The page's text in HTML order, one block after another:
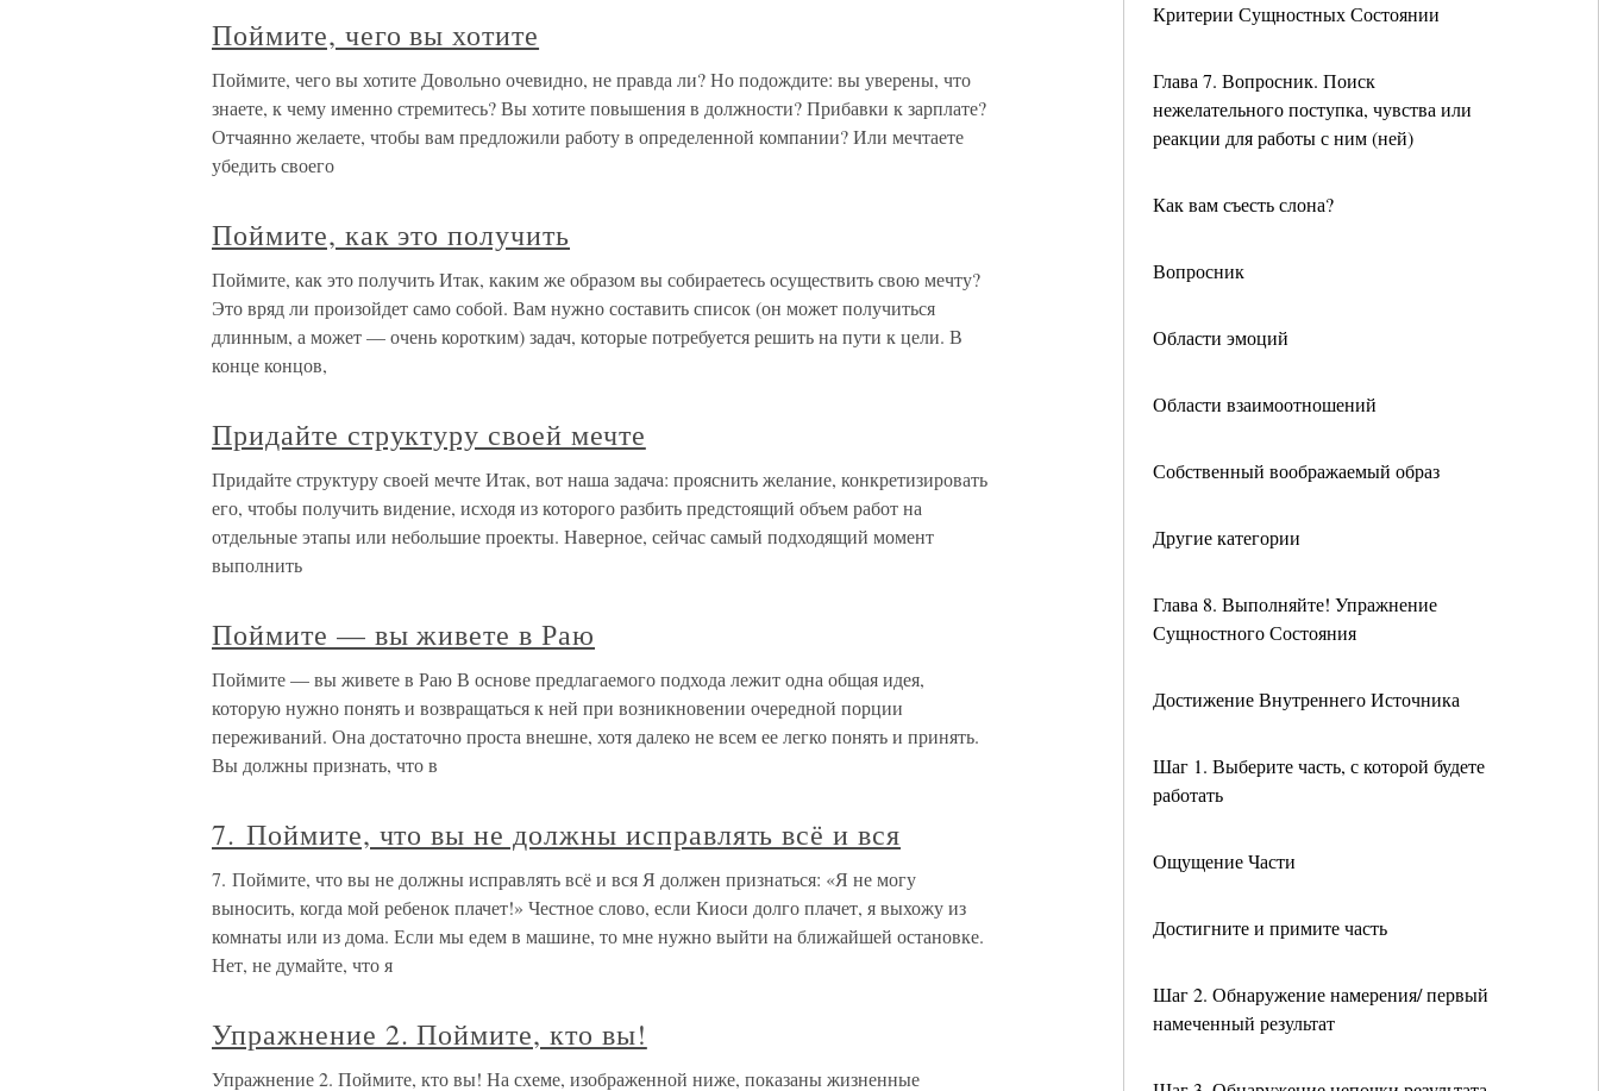
Критерии Сущностных Состоянии
Глава 7. Вопросник. Поиск
нежелательного поступка, чувства или
реакции для работы с ним (ней)
Как вам съесть слона?
Вопросник
Области эмоций
Области взаимоотношений
Собственный воображаемый образ
Другие категории
Глава 8. Выполняйте! Упражнение
Сущностного Состояния
Достижение Внутреннего Источника
Шаг 1. Выберите часть, с которой будете
работать
Ощущение Части
Достигните и примите часть
Шаг 2. Обнаружение намерения/ первый
намеченный результат
Поймите, чего вы хотите
Поймите, чего вы хотите Довольно очевидно, не правда ли? Но подождите: вы уверены, что
знаете, к чему именно стремитесь? Вы хотите повышения в должности? Прибавки к зарплате?
Отчаянно желаете, чтобы вам предложили работу в определенной компании? Или мечтаете
убедить своего
Поймите, как это получить
Поймите, как это получить Итак, каким же образом вы собираетесь осуществить свою мечту?
Это вряд ли произойдет само собой. Вам нужно составить список (он может получиться
длинным, а может — очень коротким) задач, которые потребуется решить на пути к цели. В
конце концов,
Придайте структуру своей мечте
Придайте структуру своей мечте Итак, вот наша задача: прояснить желание, конкретизировать
его, чтобы получить видение, исходя из которого разбить предстоящий объем работ на
отдельные этапы или небольшие проекты. Наверное, сейчас самый подходящий момент
выполнить
Поймите — вы живете в Раю
Поймите — вы живете в Раю В основе предлагаемого подхода лежит одна общая идея,
которую нужно понять и возвращаться к ней при возникновении очередной порции
переживаний. Она достаточно проста внешне, хотя далеко не всем ее легко понять и принять.
Вы должны признать, что в
7. Поймите, что вы не должны исправлять всё и вся
7. Поймите, что вы не должны исправлять всё и вся Я должен признаться: «Я не могу
выносить, когда мой ребенок плачет!» Честное слово, если Киоси долго плачет, я выхожу из
комнаты или из дома. Если мы едем в машине, то мне нужно выйти на ближайшей остановке.
Нет, не думайте, что я
Упражнение 2. Поймите, кто вы!
Упражнение 2. Поймите, кто вы! На схеме, изображенной ниже, показаны жизненные